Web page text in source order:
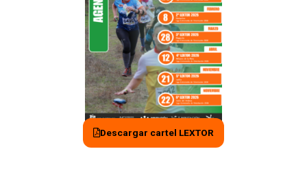
Descargar cartel LEXTOR